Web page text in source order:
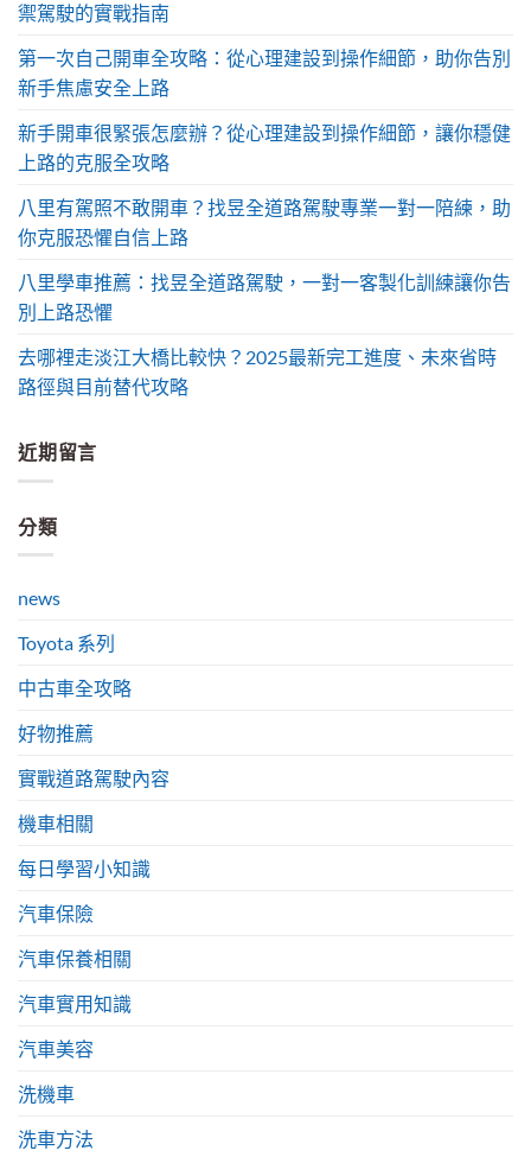
禦駕駛的實戰指南
第一次自己開車全攻略：從心理建設到操作細節，助你告別
新手焦慮安全上路
新手開車很緊張怎麼辦？從心理建設到操作細節，讓你穩健
上路的克服全攻略
八里有駕照不敢開車？找昱全道路駕駛專業一對一陪練，助
你克服恐懼自信上路
八里學車推薦：找昱全道路駕駛，一對一客製化訓練讓你告
別上路恐懼
去哪裡走淡江大橋比較快？2025最新完工進度、未來省時
路徑與目前替代攻略
近期留言
分類
news
Toyota 系列
中古車全攻略
好物推薦
實戰道路駕駛內容
機車相關
每日學習小知識
汽車保險
汽車保養相關
汽車實用知識
汽車美容
洗機車
洗車方法